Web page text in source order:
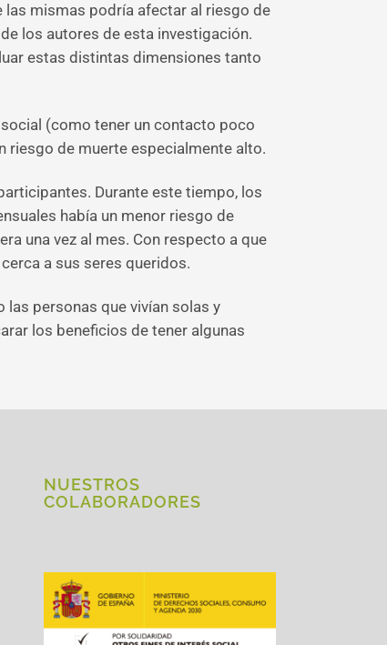
las mismas podría afectar al riesgo de
los autores de esta investigación.
estas distintas dimensiones tanto
(como tener un contacto poco
riesgo de muerte especialmente alto.
Durante este tiempo, los
había un menor riesgo de
una vez al mes. Con respecto a que
a sus seres queridos.
personas que vivían solas y
los beneficios de tener algunas
NUESTROS
COLABORADORES